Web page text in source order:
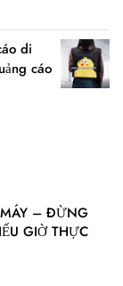
di
cáo
MÁY – ĐỪNG
GIỜ THỰC